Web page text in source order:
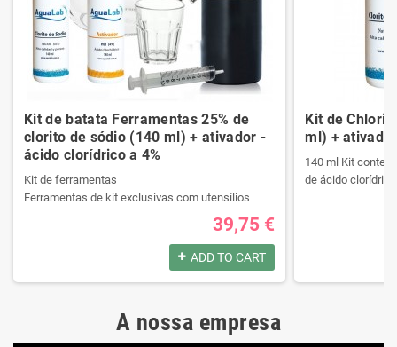
Kit de batata Ferramentas 25% de
clorito de sódio (140 ml) + ativador -
ácido clorídrico a 4%
Kit de ferramentas
Ferramentas de kit exclusivas com utensílios
Ele contém um manual passo a passo.
Veja o conteúdo do kit na descrição.
Ferramentas de kit exclusivas com utensílios
39,75 €
ADD TO CART
Kit de
ml) +
140 ml Kit
de ácido clorídrico
A nossa empresa